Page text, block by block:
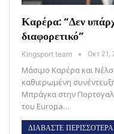
Καρέρα: “Δεν
διαφορετικό”
Kingsport team Οκτ 21,
Μάσιμο Καρέρα και
καθιερωμένη
Μπράγκα στην
του Europa…
ΔΙΑΒΑΣΤΕ